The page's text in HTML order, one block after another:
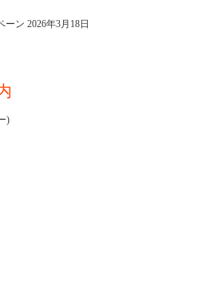
ーン 2026年3月18日
)